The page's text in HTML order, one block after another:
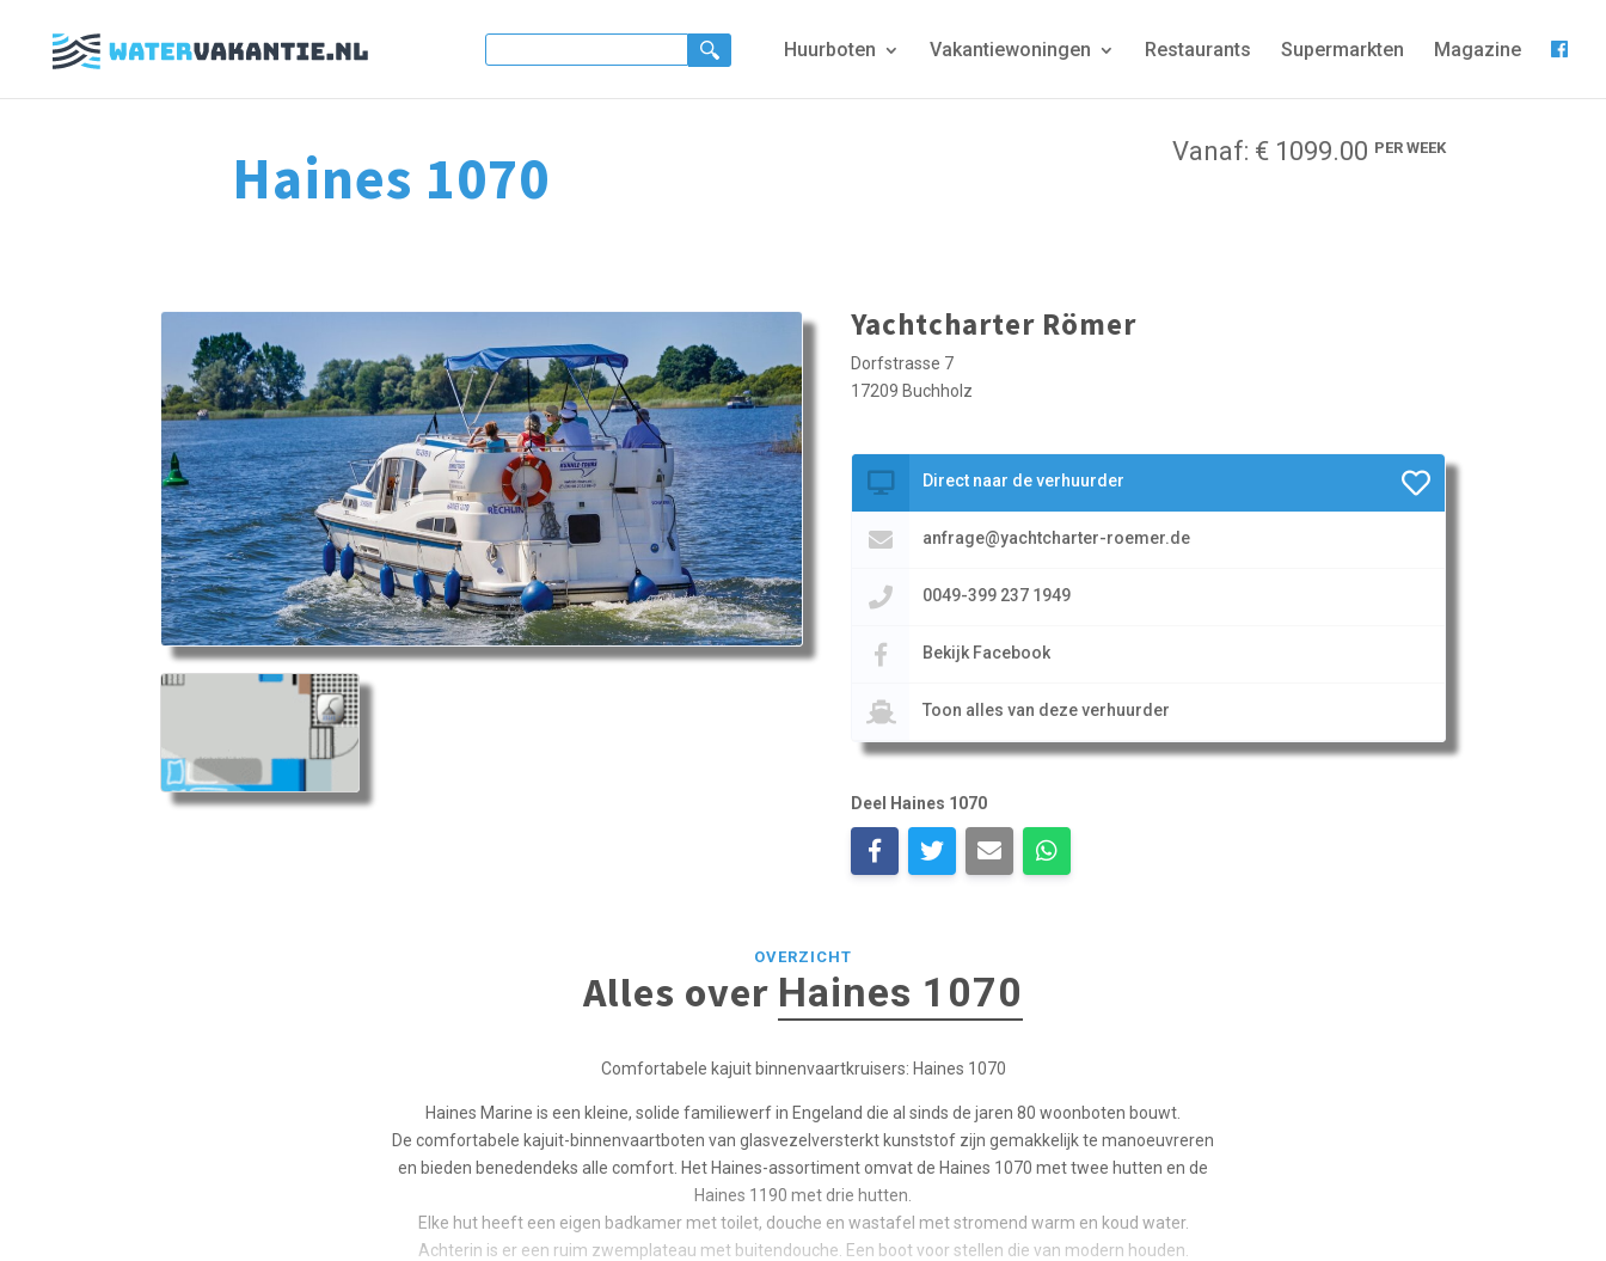
Huurboten Vakantiewoningen Restaurants Supermarkten Magazine
Haines 1070 Vanaf: € 1099.00 PER WEEK
Yachtcharter Römer
Dorfstrasse 7
17209 Buchholz
Direct naar de verhuurder
anfrage@yachtcharter-roemer.de
0049-399 237 1949
Bekijk Facebook
Toon alles van deze verhuurder
Deel Haines 1070
OVERZICHT
Alles over Haines 1070
Comfortabele kajuit binnenvaartkruisers: Haines 1070
Haines Marine is een kleine, solide familiewerf in Engeland die al sinds de jaren 80 woonboten bouwt.
De comfortabele kajuit-binnenvaartboten van glasvezelversterkt kunststof zijn gemakkelijk te manoeuvreren
en bieden benedendeks alle comfort. Het Haines-assortiment omvat de Haines 1070 met twee hutten en de
Haines 1190 met drie hutten.
Elke hut heeft een eigen badkamer met toilet, douche en wastafel met stromend warm en koud water.
Achterin is er een ruim zwemplateau met buitendouche. Een boot voor stellen die van modern houden.